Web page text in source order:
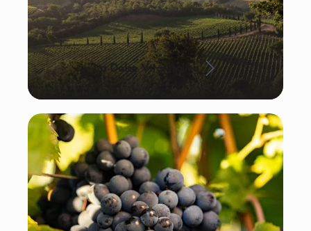
La Dolce Vita: Italien